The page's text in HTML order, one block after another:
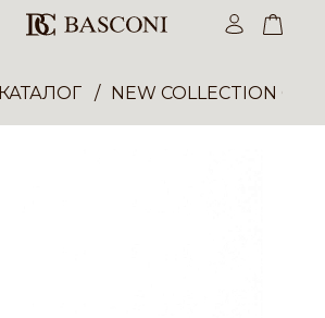
КАТАЛОГ NEW COLLECTION